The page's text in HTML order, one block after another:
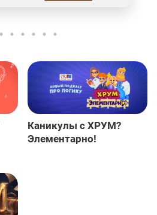
Каникулы с ХРУМ?
Элементарно!